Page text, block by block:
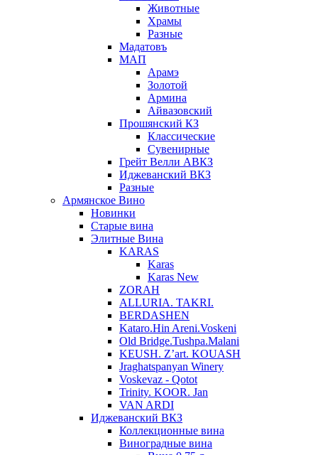
Животные
Храмы
Разные
Мадатовъ
МАП
Арамэ
Золотой
Армина
Айвазовский
Прошянский КЗ
Классические
Сувенирные
Грейт Велли АВКЗ
Иджеванский ВКЗ
Разные
Армянское Вино
Новинки
Старые вина
Элитные Вина
KARAS
Karas
Karas New
ZORAH
ALLURIA. TAKRI.
BERDASHEN
Kataro.Hin Areni.Voskeni
Old Bridge.Tushpa.Malani
KEUSH. Z’art. KOUASH
Jraghatspanyan Winery
Voskevaz - Qotot
Trinity. KOOR. Jan
VAN ARDI
Иджеванский ВКЗ
Коллекционные вина
Виноградные вина